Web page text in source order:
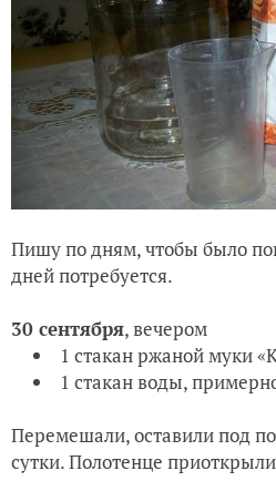
Пишу по дням, чтобы было
дней потребуется.
30 сентября, вечером
1 стакан ржаной муки
1 стакан воды,
Перемешали, оставили под
сутки. Полотенце